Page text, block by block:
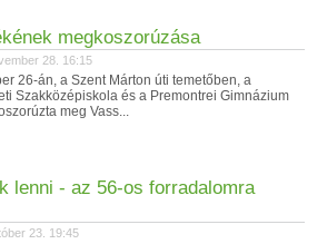
megkoszorúzása
28. 16:15
26-án, a Szent Márton úti temetőben, a
Szakközépiskola és a Premontrei Gimnázium
meg Vass...
lenni - az 56-os forradalomra
23. 19:45